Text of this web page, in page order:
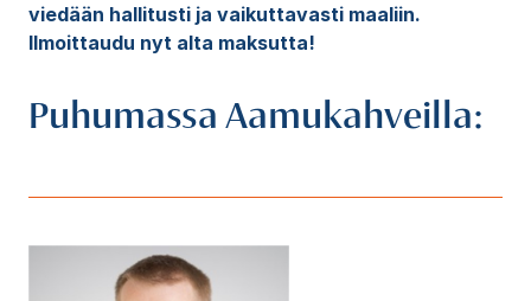
viedään hallitusti ja vaikuttavasti maaliin.
Ilmoittaudu nyt alta maksutta!
Puhumassa Aamukahveilla: